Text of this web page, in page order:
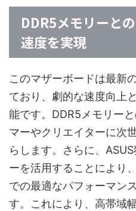
DDR5メモリーと
速度を実現
このマザーボードは最新
ており、劇的な速度向上
能です。DDR5メモリー
マーやクリエイターに次
らします。さらに、
ーを活用することにより
での最適なパフォーマン
す。これにより、高帯域